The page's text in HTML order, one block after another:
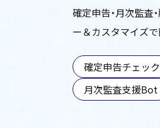
確定申告・月次監査
ー＆カスタマイズで
確定申告チェッ
月次監査支援Bot